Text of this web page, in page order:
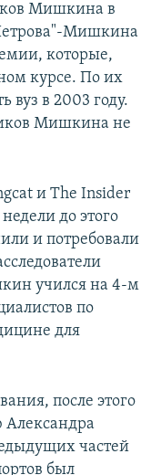
Мишкина в
Мишкина
которые,
курсе. По их
в 2003 году.
Мишкина не
и The Insider
до этого
и потребовали
учился на 4-м
по
для
после этого
Александра
частей
был